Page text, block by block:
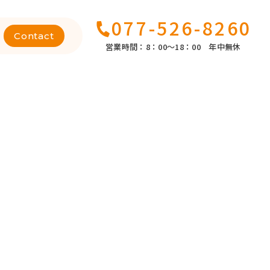
Contact 077-526-8260
営業時間：8：00～18：00 年中無休